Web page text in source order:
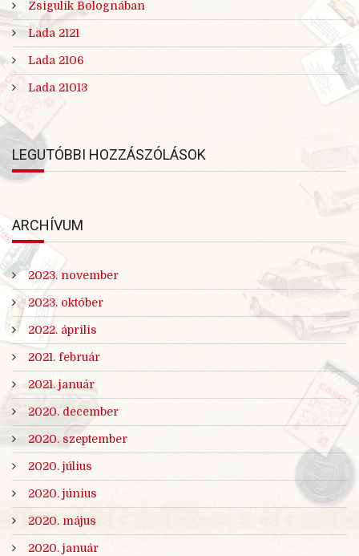
Zsigulik Bolognában
Lada 2121
Lada 2106
Lada 21013
LEGUTÓBBI HOZZÁSZÓLÁSOK
ARCHÍVUM
2023. november
2023. október
2022. április
2021. február
2021. január
2020. december
2020. szeptember
2020. július
2020. június
2020. május
2020. január